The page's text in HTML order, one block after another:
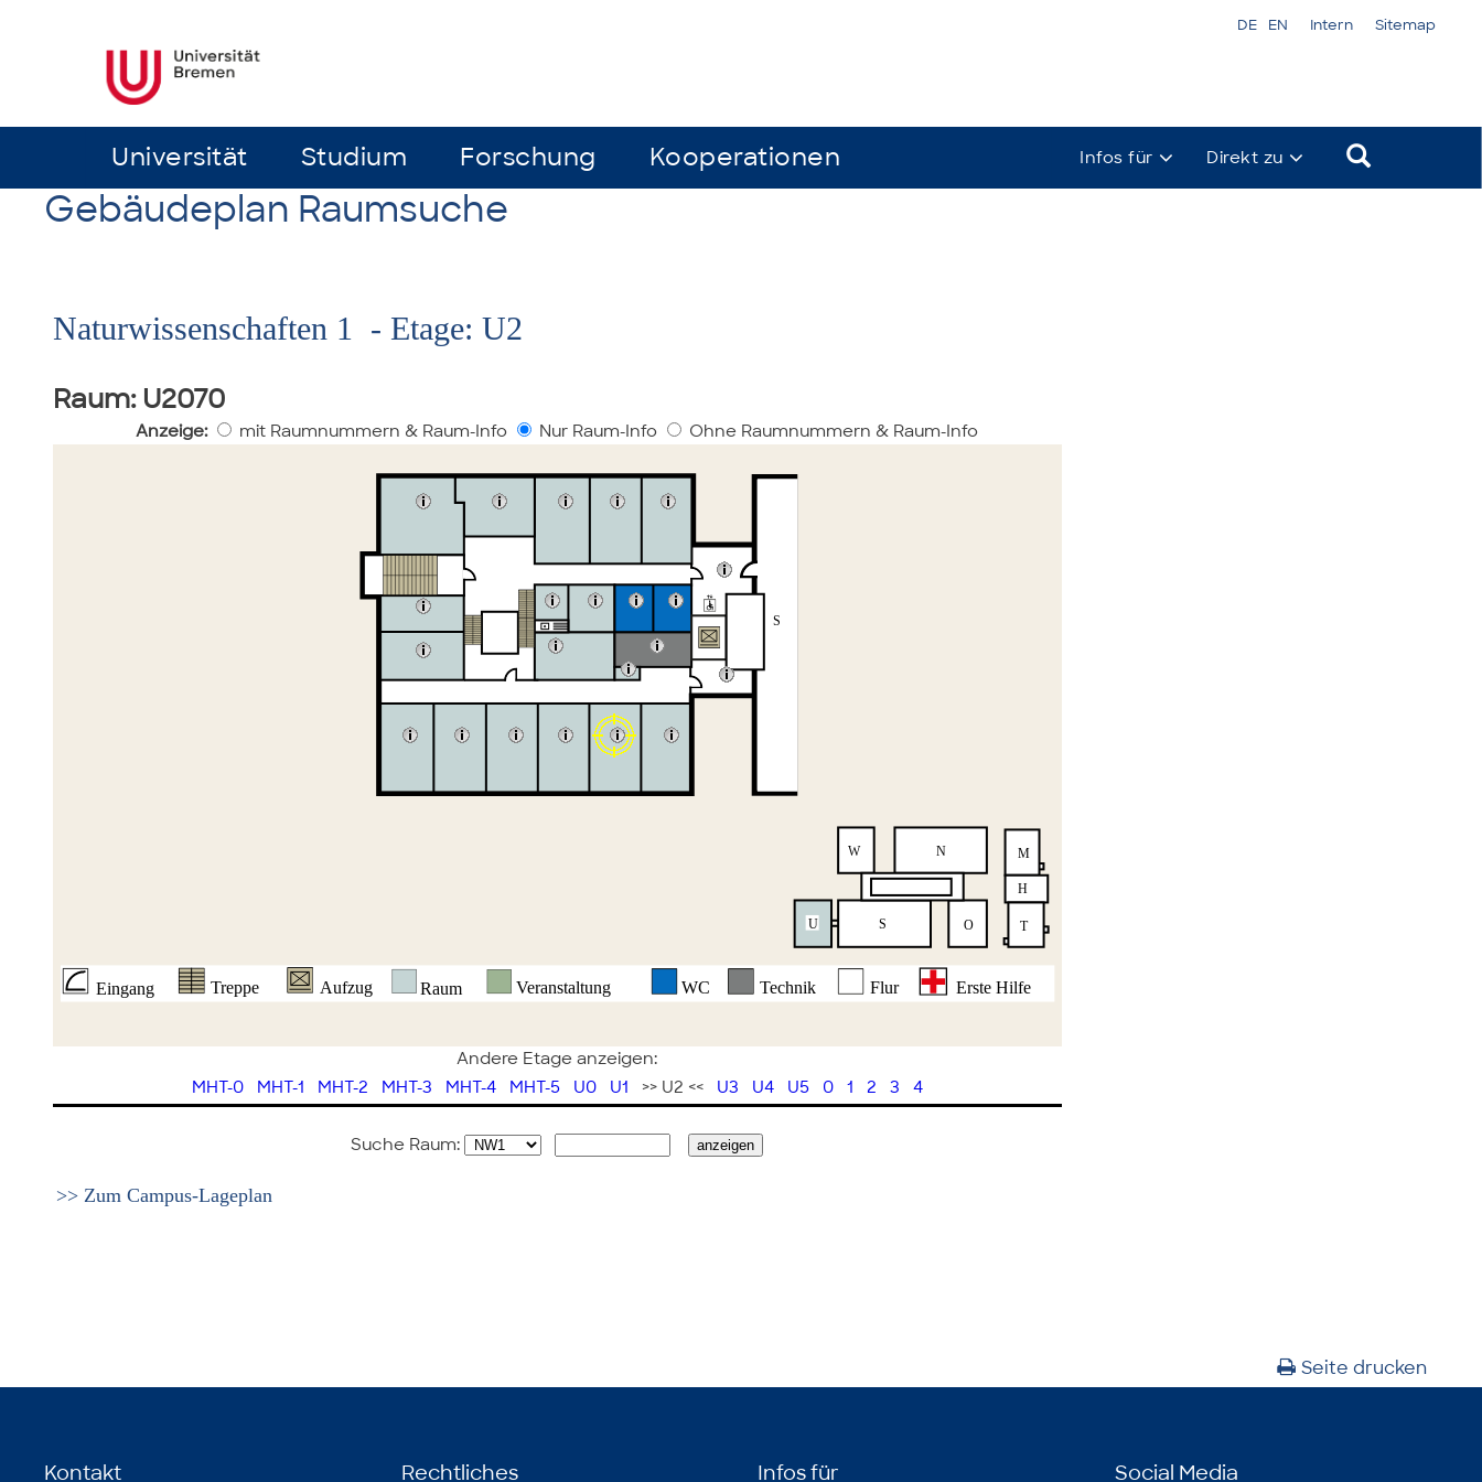
DE EN Intern Sitemap
Universität Studium Forschung Kooperationen
Universität Studium Forschung Kooperationen Direkt zu
Infos für
Gebäudeplan Raumsuche
Naturwissenschaften 1 - Etage: U2
Raum: U2070
Anzeige: mit Raumnummern & Raum-Info Nur Raum-Info Ohne Raumnummern & Raum-Info
Andere Etage anzeigen:
MHT-0
MHT-1 MHT-2 MHT-3 MHT-4 MHT-5 U0 U1 >> U2 << U3 U4 U5 0 1 2 3 4
Suche Raum:
>> Zum Campus-Lageplan
Seite drucken
Kontakt Rechtliches Infos für Social Media